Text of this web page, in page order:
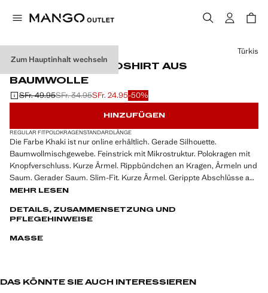
Zum Hauptinhalt wechseln
FEINSTRICK-POLOSHIRT AUS
BAUMWOLLE
Ausgangspreis durchgestrichen [SFr. 49.95 ]
SFr. 49.95
Zweiter Preis durchgestrichen [SFr. 34.95 ]
SFr. 34.95
Aktueller Preis [SFr. 24.95 ]SFr. 24.95-50%
Wählen Sie eine Farbe
Türkis
HINZUFÜGEN
REGULAR FITPOLOKRAGENSTANDARDLÄNGE
Die Farbe Khaki ist nur online erhältlich. Gerade Silhouette.
Baumwollmischgewebe. Feinstrick mit Mikrostruktur. Polokragen mit
Knopfverschluss. Kurze Ärmel. Rippbündchen an Kragen, Ärmeln und
Saum. Gerader Saum. Slim-Fit. Kurze Ärmel. Gerippte Abschlüsse am
Ärmel und Saum. Produkt im Angebot
MEHR LESEN
DETAILS, ZUSAMMENSETZUNG UND
PFLEGEHINWEISE
MASSE
DAS KÖNNTE SIE AUCH INTERESSIEREN